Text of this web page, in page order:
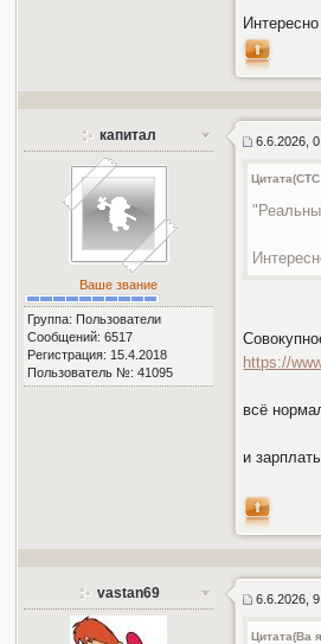
капитал
Ваше звание
Группа: Пользователи
Сообщений: 6517
Регистрация: 15.4.2018
Пользователь №: 41095
6.6.2026,
https://
всё
и
vastan69 6.6.2026,
Цитата(Ва